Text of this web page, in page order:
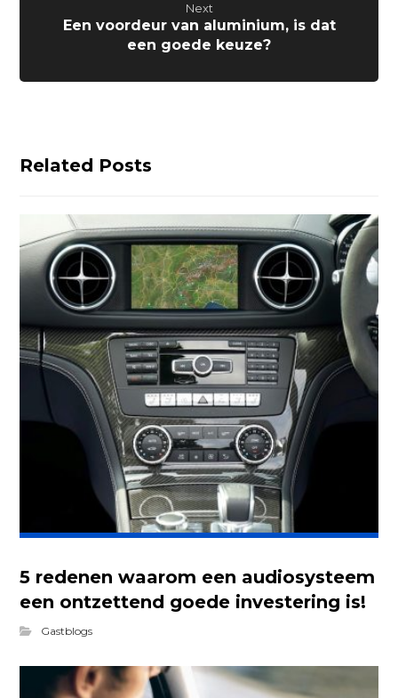
Next
Een voordeur van aluminium, is dat
een goede keuze?
Related Posts
5 redenen waarom een audiosysteem
een ontzettend goede investering is!
Gastblogs